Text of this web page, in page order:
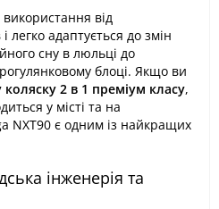
від
легко адаптується до змін
сну в люльці до
блоці. Якщо ви
2 в 1 преміум класу,
у місті та на
NXT90 є одним із найкращих
інженерія та